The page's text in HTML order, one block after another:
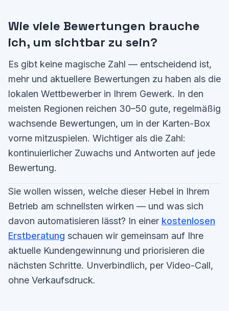
Wie viele Bewertungen brauche
ich, um sichtbar zu sein?
Es gibt keine magische Zahl — entscheidend ist,
mehr und aktuellere Bewertungen zu haben als die
lokalen Wettbewerber in Ihrem Gewerk. In den
meisten Regionen reichen 30–50 gute, regelmäßig
wachsende Bewertungen, um in der Karten-Box
vorne mitzuspielen. Wichtiger als die Zahl:
kontinuierlicher Zuwachs und Antworten auf jede
Bewertung.
Sie wollen wissen, welche dieser Hebel in Ihrem
Betrieb am schnellsten wirken — und was sich
davon automatisieren lässt? In einer kostenlosen
Erstberatung schauen wir gemeinsam auf Ihre
aktuelle Kundengewinnung und priorisieren die
nächsten Schritte. Unverbindlich, per Video-Call,
ohne Verkaufsdruck.